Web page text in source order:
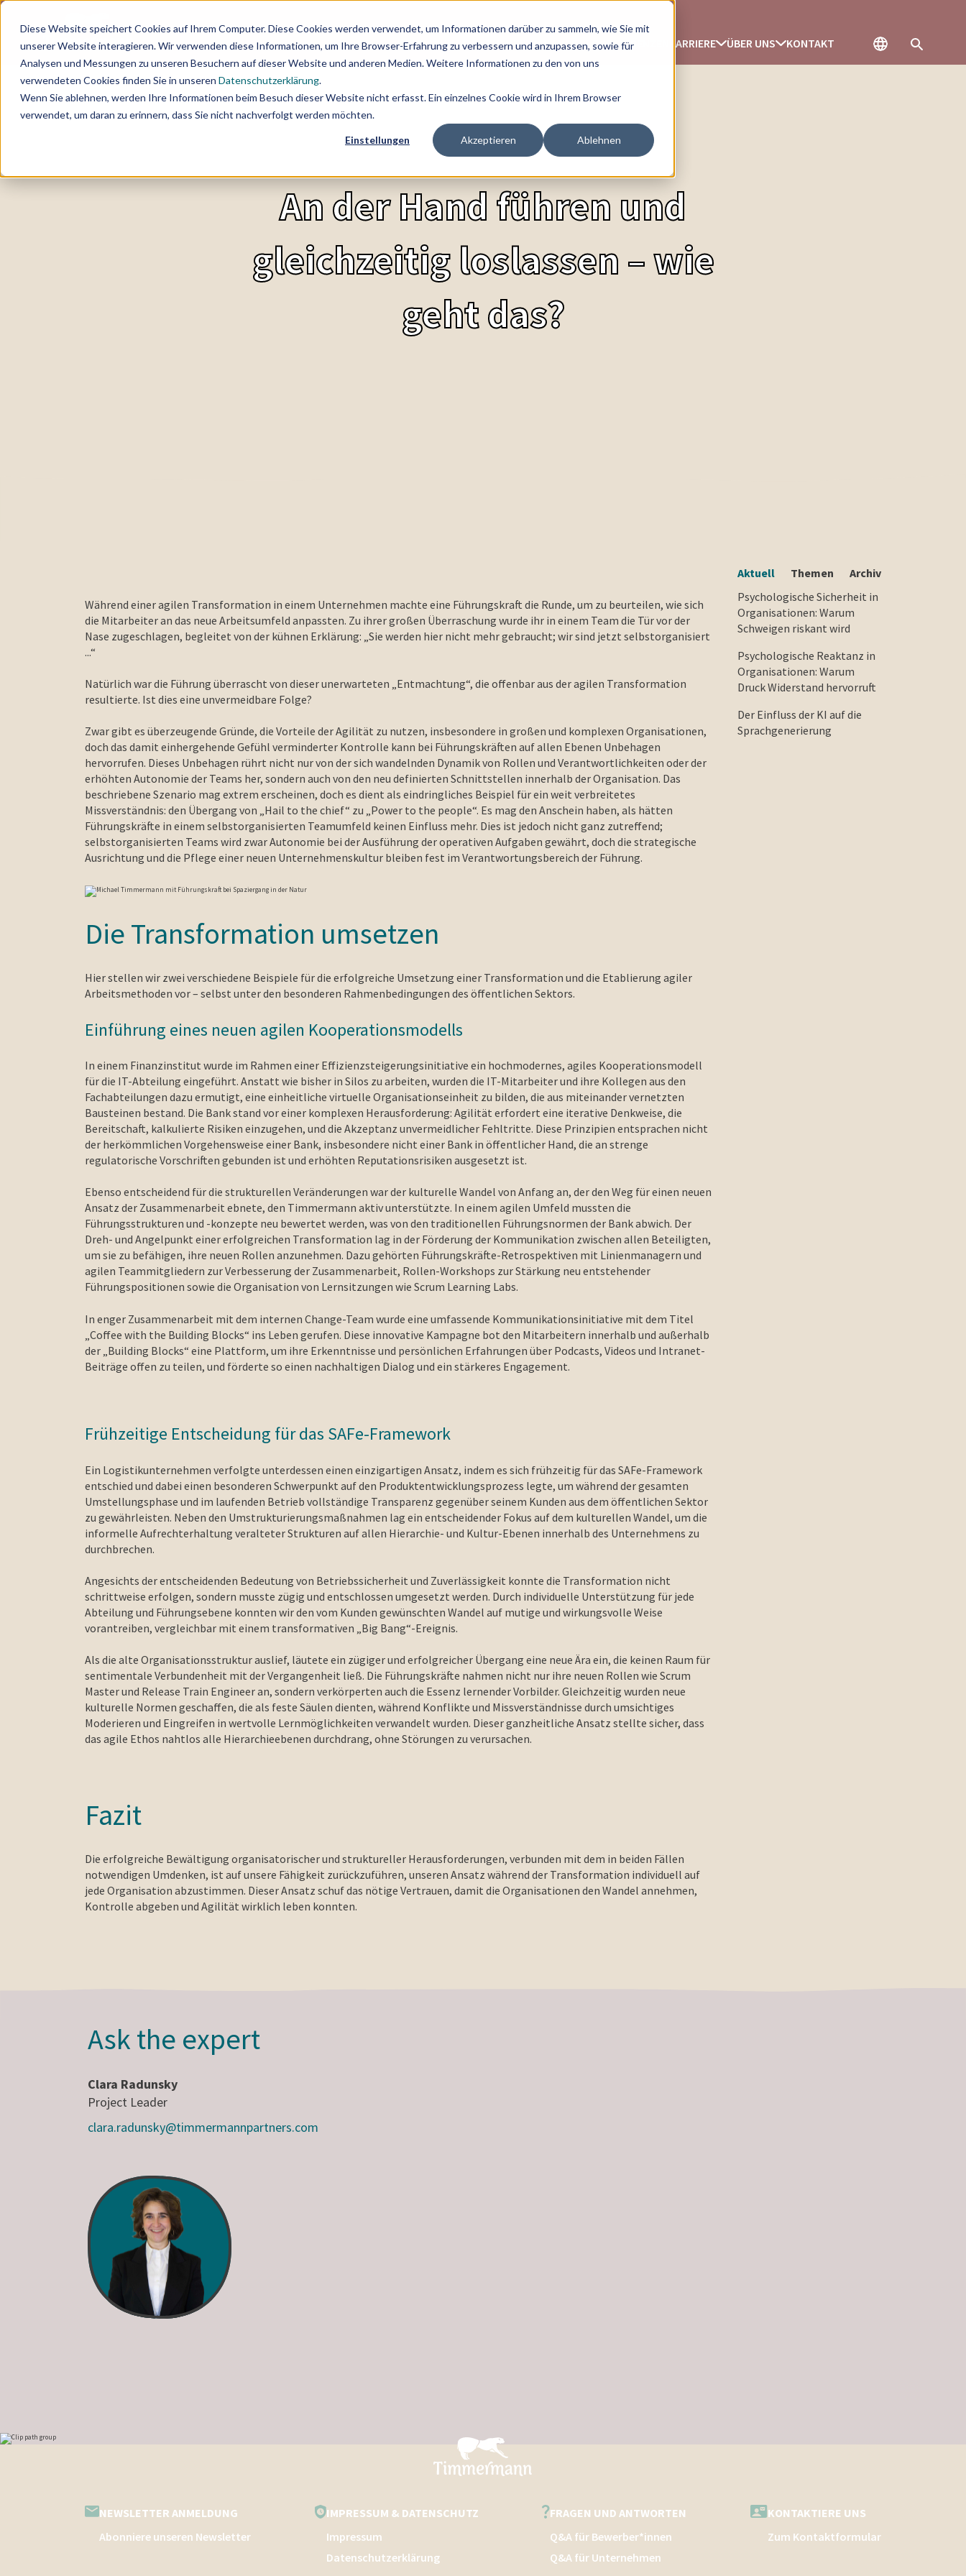
Diese Website speichert Cookies auf Ihrem Computer. Diese Cookies werden verwendet, um Informationen darüber zu sammeln, wie Sie mit
unserer Website interagieren. Wir verwenden diese Informationen, um Ihre Browser-Erfahrung zu verbessern und anzupassen, sowie für
Analysen und Messungen zu unseren Besuchern auf dieser Website und anderen Medien. Weitere Informationen zu den von uns
verwendeten Cookies finden Sie in unseren Datenschutzerklärung.
Wenn Sie ablehnen, werden Ihre Informationen beim Besuch dieser Website nicht erfasst. Ein einzelnes Cookie wird in Ihrem Browser
verwendet, um daran zu erinnern, dass Sie nicht nachverfolgt werden möchten.
Einstellungen Akzeptieren Ablehnen
LEISTUNGEN THEMEN CHANGE BLOGREFERENZEN KARRIERE ÜBER UNS KONTAKT
An der Hand führen und
gleichzeitig loslassen – wie
geht das?
Während einer agilen Transformation in einem Unternehmen machte eine Führungskraft die Runde, um zu beurteilen, wie sich
die Mitarbeiter an das neue Arbeitsumfeld anpassten. Zu ihrer großen Überraschung wurde ihr in einem Team die Tür vor der
Nase zugeschlagen, begleitet von der kühnen Erklärung: „Sie werden hier nicht mehr gebraucht; wir sind jetzt selbstorganisiert
...“
Natürlich war die Führung überrascht von dieser unerwarteten „Entmachtung“, die offenbar aus der agilen Transformation
resultierte. Ist dies eine unvermeidbare Folge?
Zwar gibt es überzeugende Gründe, die Vorteile der Agilität zu nutzen, insbesondere in großen und komplexen Organisationen,
doch das damit einhergehende Gefühl verminderter Kontrolle kann bei Führungskräften auf allen Ebenen Unbehagen
hervorrufen. Dieses Unbehagen rührt nicht nur von der sich wandelnden Dynamik von Rollen und Verantwortlichkeiten oder der
erhöhten Autonomie der Teams her, sondern auch von den neu definierten Schnittstellen innerhalb der Organisation. Das
beschriebene Szenario mag extrem erscheinen, doch es dient als eindringliches Beispiel für ein weit verbreitetes
Missverständnis: den Übergang von „Hail to the chief“ zu „Power to the people“. Es mag den Anschein haben, als hätten
Führungskräfte in einem selbstorganisierten Teamumfeld keinen Einfluss mehr. Dies ist jedoch nicht ganz zutreffend;
selbstorganisierten Teams wird zwar Autonomie bei der Ausführung der operativen Aufgaben gewährt, doch die strategische
Ausrichtung und die Pflege einer neuen Unternehmenskultur bleiben fest im Verantwortungsbereich der Führung.
Die Transformation umsetzen
Hier stellen wir zwei verschiedene Beispiele für die erfolgreiche Umsetzung einer Transformation und die Etablierung agiler
Arbeitsmethoden vor – selbst unter den besonderen Rahmenbedingungen des öffentlichen Sektors.
Einführung eines neuen agilen Kooperationsmodells
In einem Finanzinstitut wurde im Rahmen einer Effizienzsteigerungsinitiative ein hochmodernes, agiles Kooperationsmodell
für die IT-Abteilung eingeführt. Anstatt wie bisher in Silos zu arbeiten, wurden die IT-Mitarbeiter und ihre Kollegen aus den
Fachabteilungen dazu ermutigt, eine einheitliche virtuelle Organisationseinheit zu bilden, die aus miteinander vernetzten
Bausteinen bestand. Die Bank stand vor einer komplexen Herausforderung: Agilität erfordert eine iterative Denkweise, die
Bereitschaft, kalkulierte Risiken einzugehen, und die Akzeptanz unvermeidlicher Fehltritte. Diese Prinzipien entsprachen nicht
der herkömmlichen Vorgehensweise einer Bank, insbesondere nicht einer Bank in öffentlicher Hand, die an strenge
regulatorische Vorschriften gebunden ist und erhöhten Reputationsrisiken ausgesetzt ist.
Ebenso entscheidend für die strukturellen Veränderungen war der kulturelle Wandel von Anfang an, der den Weg für einen neuen
Ansatz der Zusammenarbeit ebnete, den Timmermann aktiv unterstützte. In einem agilen Umfeld mussten die
Führungsstrukturen und -konzepte neu bewertet werden, was von den traditionellen Führungsnormen der Bank abwich. Der
Dreh- und Angelpunkt einer erfolgreichen Transformation lag in der Förderung der Kommunikation zwischen allen Beteiligten,
um sie zu befähigen, ihre neuen Rollen anzunehmen. Dazu gehörten Führungskräfte-Retrospektiven mit Linienmanagern und
agilen Teammitgliedern zur Verbesserung der Zusammenarbeit, Rollen-Workshops zur Stärkung neu entstehender
Führungspositionen sowie die Organisation von Lernsitzungen wie Scrum Learning Labs.
In enger Zusammenarbeit mit dem internen Change-Team wurde eine umfassende Kommunikationsinitiative mit dem Titel
„Coffee with the Building Blocks“ ins Leben gerufen. Diese innovative Kampagne bot den Mitarbeitern innerhalb und außerhalb
der „Building Blocks“ eine Plattform, um ihre Erkenntnisse und persönlichen Erfahrungen über Podcasts, Videos und Intranet-
Beiträge offen zu teilen, und förderte so einen nachhaltigen Dialog und ein stärkeres Engagement.
Frühzeitige Entscheidung für das SAFe-Framework
Ein Logistikunternehmen verfolgte unterdessen einen einzigartigen Ansatz, indem es sich frühzeitig für das SAFe-Framework
entschied und dabei einen besonderen Schwerpunkt auf den Produktentwicklungsprozess legte, um während der gesamten
Umstellungsphase und im laufenden Betrieb vollständige Transparenz gegenüber seinem Kunden aus dem öffentlichen Sektor
zu gewährleisten. Neben den Umstrukturierungsmaßnahmen lag ein entscheidender Fokus auf dem kulturellen Wandel, um die
informelle Aufrechterhaltung veralteter Strukturen auf allen Hierarchie- und Kultur-Ebenen innerhalb des Unternehmens zu
durchbrechen.
Angesichts der entscheidenden Bedeutung von Betriebssicherheit und Zuverlässigkeit konnte die Transformation nicht
schrittweise erfolgen, sondern musste zügig und entschlossen umgesetzt werden. Durch individuelle Unterstützung für jede
Abteilung und Führungsebene konnten wir den vom Kunden gewünschten Wandel auf mutige und wirkungsvolle Weise
vorantreiben, vergleichbar mit einem transformativen „Big Bang“-Ereignis.
Als die alte Organisationsstruktur auslief, läutete ein zügiger und erfolgreicher Übergang eine neue Ära ein, die keinen Raum für
sentimentale Verbundenheit mit der Vergangenheit ließ. Die Führungskräfte nahmen nicht nur ihre neuen Rollen wie Scrum
Master und Release Train Engineer an, sondern verkörperten auch die Essenz lernender Vorbilder. Gleichzeitig wurden neue
kulturelle Normen geschaffen, die als feste Säulen dienten, während Konflikte und Missverständnisse durch umsichtiges
Moderieren und Eingreifen in wertvolle Lernmöglichkeiten verwandelt wurden. Dieser ganzheitliche Ansatz stellte sicher, dass
das agile Ethos nahtlos alle Hierarchieebenen durchdrang, ohne Störungen zu verursachen.
Fazit
Die erfolgreiche Bewältigung organisatorischer und struktureller Herausforderungen, verbunden mit dem in beiden Fällen
notwendigen Umdenken, ist auf unsere Fähigkeit zurückzuführen, unseren Ansatz während der Transformation individuell auf
jede Organisation abzustimmen. Dieser Ansatz schuf das nötige Vertrauen, damit die Organisationen den Wandel annehmen,
Kontrolle abgeben und Agilität wirklich leben konnten.
Aktuell Themen
Archiv
Psychologische Sicherheit in
Organisationen: Warum
Schweigen riskant wird
Psychologische Reaktanz in
Organisationen: Warum
Druck Widerstand hervorruft
Der Einfluss der KI auf die
Sprachgenerierung
Ask the expert
Clara Radunsky
Project Leader
clara.radunsky@timmermannpartners.com
NEWSLETTER ANMELDUNG
Abonniere unseren Newsletter
IMPRESSUM & DATENSCHUTZ
Impressum
Datenschutzerklärung
FRAGEN UND ANTWORTEN
Q&A für Bewerber*innen
Q&A für Unternehmen
KONTAKTIERE UNS
Zum Kontaktformular